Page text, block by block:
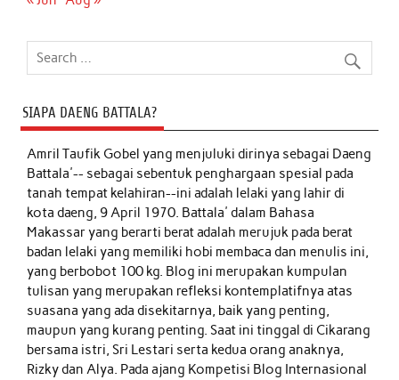
SIAPA DAENG BATTALA?
Amril Taufik Gobelyang menjuluki dirinya sebagai Daeng
Battala'-- sebagai sebentuk penghargaan spesial pada
tanah tempat kelahiran--ini adalah lelaki yang lahir di
kota daeng, 9 April 1970. Battala' dalam Bahasa
Makassar yang berarti berat adalah merujuk pada berat
badan lelaki yang memiliki hobi membaca dan menulis ini,
yang berbobot 100 kg. Blog ini merupakan kumpulan
tulisan yang merupakan refleksi kontemplatifnya atas
suasana yang ada disekitarnya, baik yang penting,
maupun yang kurang penting. Saat ini tinggal di Cikarang
bersama istri, Sri Lestari serta kedua orang anaknya,
Rizky dan Alya. Pada ajang Kompetisi Blog Internasional